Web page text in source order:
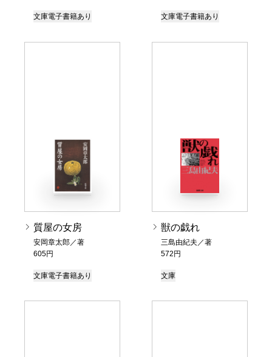
文庫電子書籍あり 文庫電子書籍あり
質屋の女房
安岡章太郎／著
605円
文庫電子書籍あり
獣の戯れ
三島由紀夫／著
572円
文庫